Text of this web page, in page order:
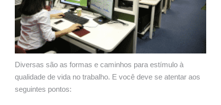
Diversas são as formas e caminhos para estímulo à
qualidade de vida no trabalho. E você deve se atentar aos
seguintes pontos: